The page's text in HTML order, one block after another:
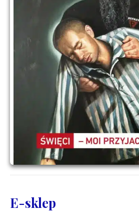
E-sklep